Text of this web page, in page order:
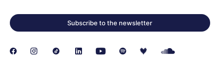
Subscribe to the newsletter